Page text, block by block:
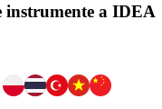
instrumente a IDEA